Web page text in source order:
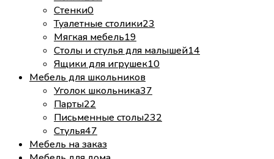
Стенки0
Туалетные столики23
Мягкая мебель19
Столы и стулья для малышей14
Ящики для игрушек10
Мебель для школьников
Уголок школьника37
Парты22
Письменные столы232
Стулья47
Мебель на заказ